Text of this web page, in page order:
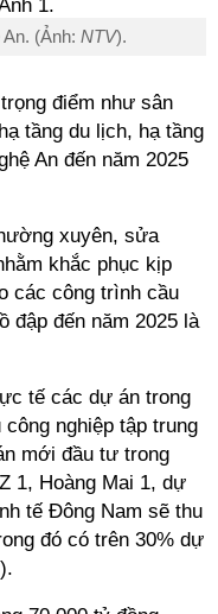
(Ảnh: NTV).
điểm như sân
tầng du lịch, hạ tầng
An đến năm 2025
xuyên, sửa
khắc phục kịp
các công trình cầu
đập đến năm 2025 là
tế các dự án trong
nghiệp tập trung
mới đầu tư trong
1, Hoàng Mai 1, dự
tế Đông Nam sẽ thu
đó có trên 30% dự